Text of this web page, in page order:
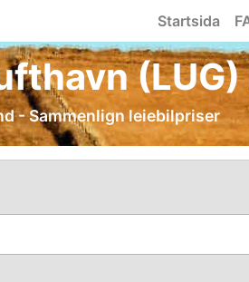
Startsida
- Sammenlign leiebilpriser